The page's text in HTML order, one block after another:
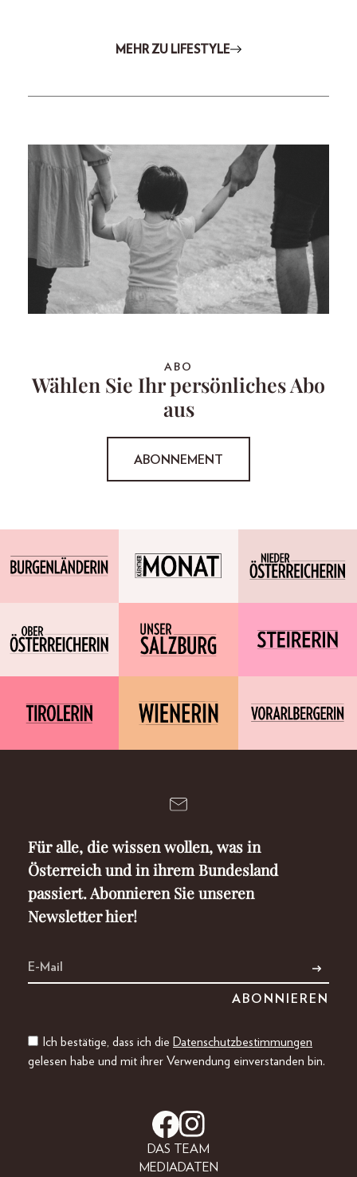
MEHR ZU LIFESTYLE
ABO
Wählen Sie Ihr persönliches Abo
aus
ABONNEMENT
Für alle, die wissen wollen, was in
Österreich und in ihrem Bundesland
passiert. Abonnieren Sie unseren
Newsletter hier!
Ich bestätige, dass ich die Datenschutzbestimmungen
gelesen habe und mit ihrer Verwendung einverstanden bin.
DAS TEAM
MEDIADATEN